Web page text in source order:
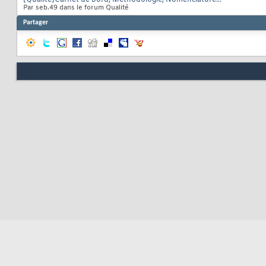
Par seb.49 dans le forum Qualité
Partager